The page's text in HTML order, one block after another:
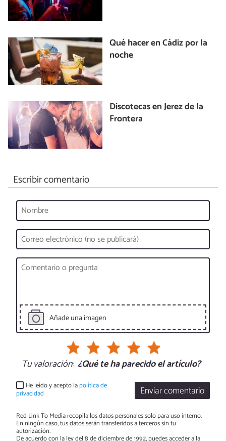
Qué hacer en Cádiz por la
noche
Discotecas en Jerez de la
Frontera
Escribir comentario
Añade una imagen
Tu valoración: ¿Qué te ha parecido el artículo?
Enviar comentario
He leído y acepto lapolítica de
privacidad
Red Link To Media recopila los datos personales solo para uso interno.
En ningún caso, tus datos serán transferidos a terceros sin tu
autorización.
De acuerdo con la ley del 8 de diciembre de 1992, puedes acceder a la